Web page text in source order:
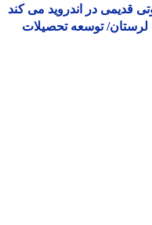
در اندروید می کند
لرستان/ توسعه تحصیلات